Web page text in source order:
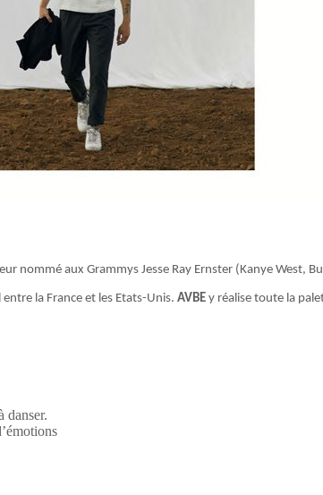
nommé aux Grammys Jesse Ray Ernster (Kanye West,
la France et les Etats-Unis. AVBE y réalise toute la
danser.